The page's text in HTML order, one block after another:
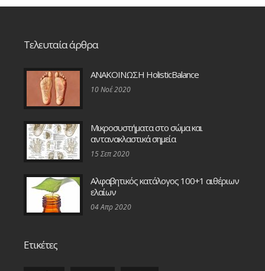
Τελευταία άρθρα
ΑΝΑΚΟΙΝΩΣΗ HolisticBalance
10 Νοέ 2020
Μικροσυστήματα στο σώμα και
αντανακλαστικά σημεία
15 Σεπ 2020
Αλφαβητικός κατάλογος 100+1 αιθέριων
ελαίων
04 Απρ 2020
Ετικέτες